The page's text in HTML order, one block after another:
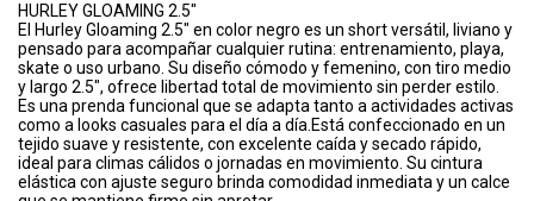
HURLEY GLOAMING 2.5"
El Hurley Gloaming 2.5" en color negro es un short versátil, liviano y
pensado para acompañar cualquier rutina: entrenamiento, playa,
skate o uso urbano. Su diseño cómodo y femenino, con tiro medio
y largo 2.5", ofrece libertad total de movimiento sin perder estilo.
Es una prenda funcional que se adapta tanto a actividades activas
como a looks casuales para el día a día.Está confeccionado en un
tejido suave y resistente, con excelente caída y secado rápido,
ideal para climas cálidos o jornadas en movimiento. Su cintura
elástica con ajuste seguro brinda comodidad inmediata y un calce